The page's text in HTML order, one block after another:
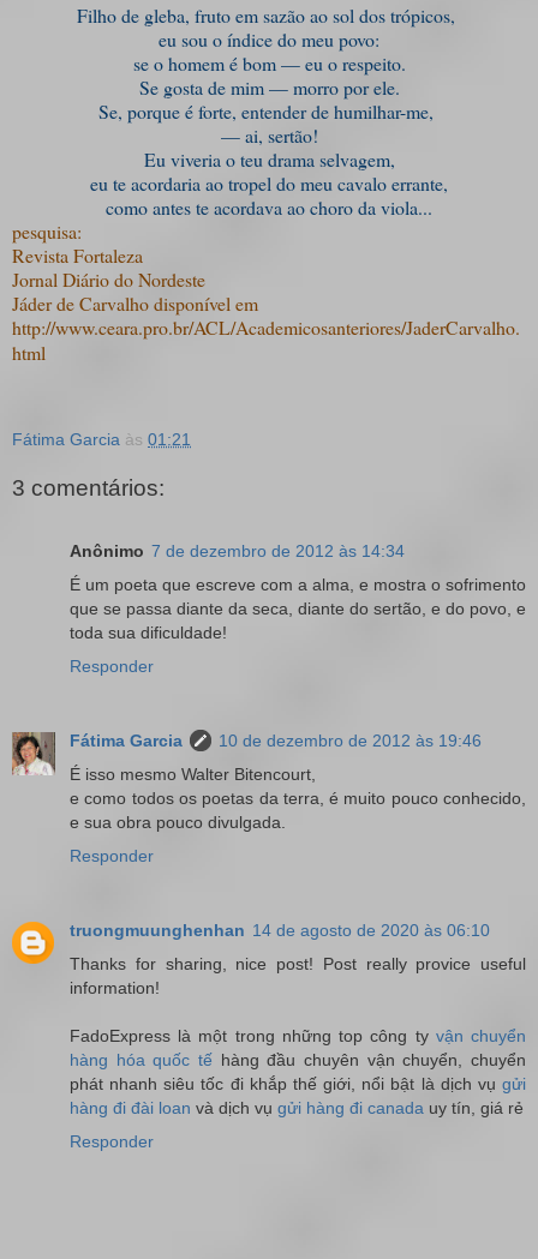
Filho de gleba, fruto em sazão ao sol dos trópicos,
eu sou o índice do meu povo:
se o homem é bom — eu o respeito.
Se gosta de mim — morro por ele.
Se, porque é forte, entender de humilhar-me,
— ai, sertão!
Eu viveria o teu drama selvagem,
eu te acordaria ao tropel do meu cavalo errante,
como antes te acordava ao choro da viola...
pesquisa:
Revista Fortaleza
Jornal Diário do Nordeste
Jáder de Carvalho disponível em
http://www.ceara.pro.br/ACL/Academicosanteriores/JaderCarvalho.
html
Fátima Garcia às 01:21
3 comentários:
Anônimo 7 de dezembro de 2012 às 14:34
É um poeta que escreve com a alma, e mostra o sofrimento
que se passa diante da seca, diante do sertão, e do povo, e
toda sua dificuldade!
Responder
Fátima Garcia
10 de dezembro de 2012 às 19:46
É isso mesmo Walter Bitencourt,
e como todos os poetas da terra, é muito pouco conhecido,
e sua obra pouco divulgada.
Responder
truongmuunghenhan 14 de agosto de 2020 às 06:10
Thanks for sharing, nice post! Post really provice useful
information!
FadoExpress là một trong những top công ty vận chuyển
hàng hóa quốc tế hàng đầu chuyên vận chuyển, chuyển
phát nhanh siêu tốc đi khắp thế giới, nổi bật là dịch vụ gửi
hàng đi đài loan và dịch vụ gửi hàng đi canada uy tín, giá rẻ
Responder